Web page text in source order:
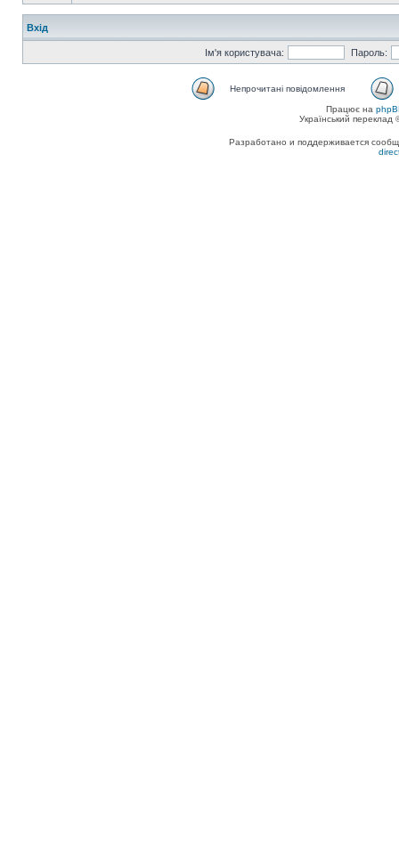
Вхід
Ім'я користувача: Пароль:
Непрочитані повідомлення
Працює на
Український
Разработано и поддерживается